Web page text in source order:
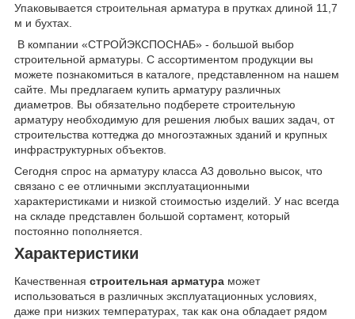
Упаковывается строительная арматура в прутках длиной 11,7
м и бухтах.
В компании «СТРОЙЭКСПОСНАБ» - большой выбор
строительной арматуры. С ассортиментом продукции вы
можете познакомиться в каталоге, представленном на нашем
сайте. Мы предлагаем купить арматуру различных
диаметров. Вы обязательно подберете строительную
арматуру необходимую для решения любых ваших задач, от
строительства коттеджа до многоэтажных зданий и крупных
инфраструктурных объектов.
Сегодня спрос на арматуру класса А3 довольно высок, что
связано с ее отличными эксплуатационными
характеристиками и низкой стоимостью изделий. У нас всегда
на складе представлен большой сортамент, который
постоянно пополняется.
Характеристики
Качественная строительная арматура может
использоваться в различных эксплуатационных условиях,
даже при низких температурах, так как она обладает рядом